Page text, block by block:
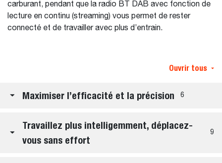
carburant, pendant que la radio BT DAB avec fonction de
lecture en continu (streaming) vous permet de rester
connecté et de travailler avec plus d’entrain.
Ouvrir tous
Maximiser l’efficacité et la précision 6
Travaillez plus intelligemment, déplacez-
vous sans effort
9